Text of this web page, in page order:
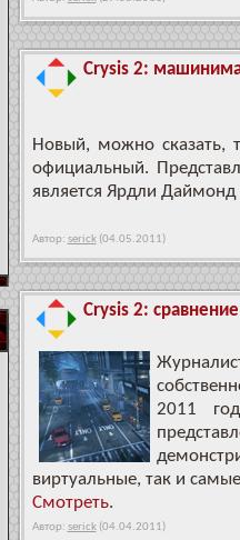
Crysis 2:
Новый, можно сказать,
официальный.
является Ярдли Даймонд
Автор: serick(04.05.2011)
Crysis 2:
2011
виртуальные, так и
Смотреть.
Автор: serick(04.04.2011)